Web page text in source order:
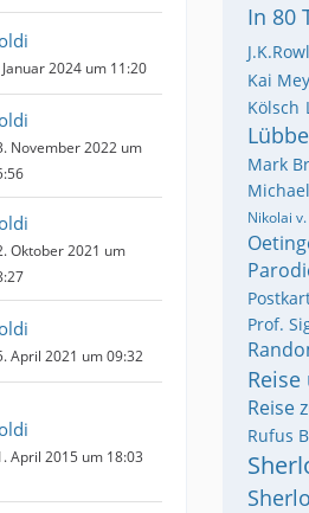
2024 um 11:20
November 2022 um
Oktober 2021 um
April 2021 um 09:32
April 2015 um 18:03
In 80
Kai
Kölsch
Mark
Nikolai
Prof.
Reise
Rufus